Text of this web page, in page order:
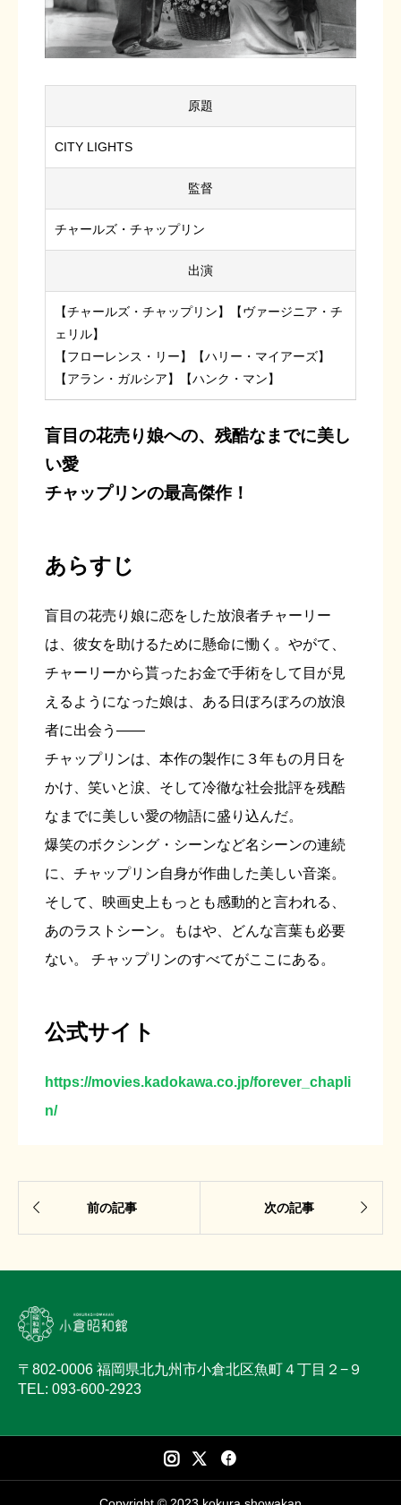
原題
CITY LIGHTS
監督
チャールズ・チャップリン
出演
【チャールズ・チャップリン】【ヴァージニア・チ
ェリル】
【フローレンス・リー】【ハリー・マイアーズ】
【アラン・ガルシア】【ハンク・マン】
盲目の花売り娘への、残酷なまでに美し
い愛
チャップリンの最高傑作！
あらすじ
盲目の花売り娘に恋をした放浪者チャーリー
は、彼女を助けるために懸命に慟く。やがて、
チャーリーから貰ったお金で手術をして目が見
えるようになった娘は、ある日ぼろぼろの放浪
者に出会う――
チャップリンは、本作の製作に３年もの月日を
かけ、笑いと涙、そして冷徹な社会批評を残酷
なまでに美しい愛の物語に盛り込んだ。
爆笑のボクシング・シーンなど名シーンの連続
に、チャップリン自身が作曲した美しい音楽。
そして、映画史上もっとも感動的と言われる、
あのラストシーン。もはや、どんな言葉も必要
ない。 チャップリンのすべてがここにある。
公式サイト
https://movies.kadokawa.co.jp/forever_chapli
n/
 前の記事 次の記事 
〒802-0006 福岡県北九州市小倉北区魚町４丁目２−９
TEL: 093-600-2923